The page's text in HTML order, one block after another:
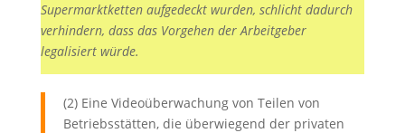
Supermarktketten aufgedeckt wurden, schlicht dadurch
verhindern, dass das Vorgehen der Arbeitgeber
legalisiert würde.
(2) Eine Videoüberwachung von Teilen von
Betriebsstätten, die überwiegend der privaten